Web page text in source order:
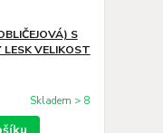
S
LESK VELIKOST
Skladem > 8